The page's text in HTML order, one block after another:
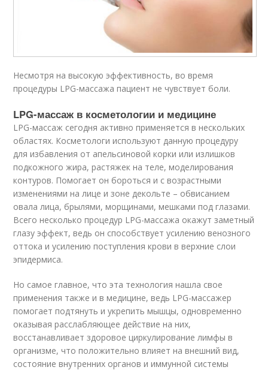
Несмотря на высокую эффективность, во время
процедуры LPG-массажа пациент не чувствует боли.
LPG-массаж в косметологии и медицине
LPG-массаж сегодня активно применяется в нескольких
областях. Косметологи используют данную процедуру
для избавления от апельсиновой корки или излишков
подкожного жира, растяжек на теле, моделирования
контуров. Помогает он бороться и с возрастными
изменениями на лице и зоне декольте – обвисанием
овала лица, брылями, морщинами, мешками под глазами.
Всего несколько процедур LPG-массажа окажут заметный
глазу эффект, ведь он способствует усилению венозного
оттока и усилению поступления крови в верхние слои
эпидермиса.
Но самое главное, что эта технология нашла свое
применения также и в медицине, ведь LPG-массажер
помогает подтянуть и укрепить мышцы, одновременно
оказывая расслабляющее действие на них,
восстанавливает здоровое циркулирование лимфы в
организме, что положительно влияет на внешний вид,
состояние внутренних органов и иммунной системы